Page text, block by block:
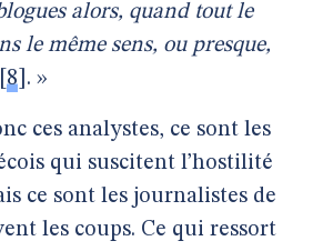
alors, quand tout le
le même sens, ou presque,
8 . »
ces analystes, ce sont les
qui suscitent l’hostilité
ce sont les journalistes de
les coups. Ce qui ressort